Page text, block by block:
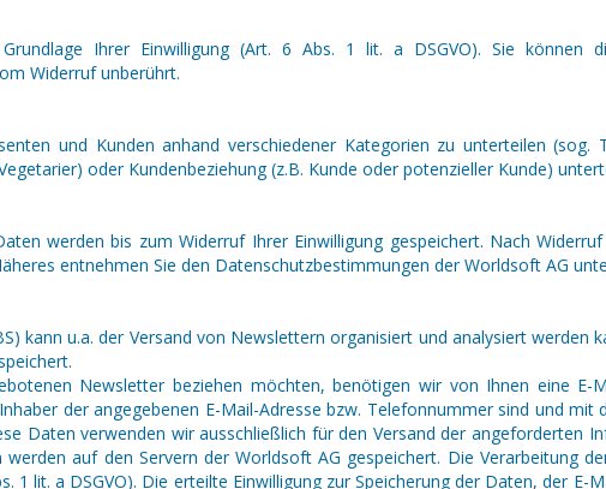
Ihrer Einwilligung (Art. 6 Abs. 1 lit. a DSGVO). Sie können
Widerruf unberührt.
und Kunden anhand verschiedener Kategorien zu unterteilen
oder Kundenbeziehung (z.B. Kunde oder potenzieller Kunde)
werden bis zum Widerruf Ihrer Einwilligung gespeichert. Nach
entnehmen Sie den Datenschutzbestimmungen der Worldsoft AG
kann u.a. der Versand von Newslettern organisiert und analysiert
Newsletter beziehen möchten, benötigen wir von Ihnen eine
der angegebenen E-Mail-Adresse bzw. Telefonnummer sind und
Daten verwenden wir ausschließlich für den Versand der
auf den Servern der Worldsoft AG gespeichert. Die Verarbeitung
1 lit. a DSGVO). Die erteilte Einwilligung zur Speicherung der Daten, der